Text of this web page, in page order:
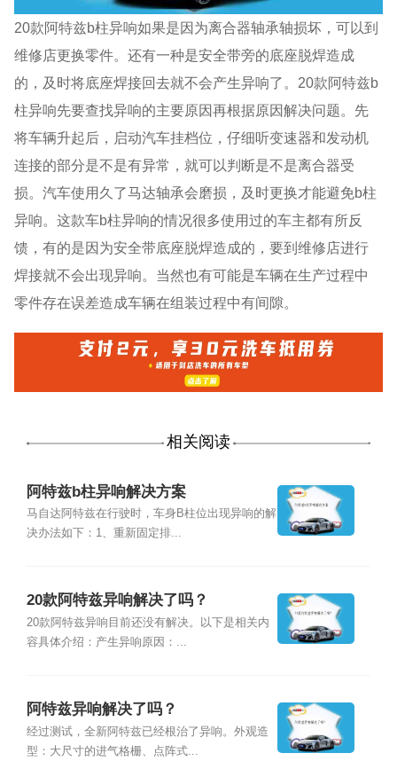
20款阿特兹b柱异响如果是因为离合器轴承轴损坏，可以到
维修店更换零件。还有一种是安全带旁的底座脱焊造成
的，及时将底座焊接回去就不会产生异响了。20款阿特兹b
柱异响先要查找异响的主要原因再根据原因解决问题。先
将车辆升起后，启动汽车挂档位，仔细听变速器和发动机
连接的部分是不是有异常，就可以判断是不是离合器受
损。汽车使用久了马达轴承会磨损，及时更换才能避免b柱
异响。这款车b柱异响的情况很多使用过的车主都有所反
馈，有的是因为安全带底座脱焊造成的，要到维修店进行
焊接就不会出现异响。当然也有可能是车辆在生产过程中
零件存在误差造成车辆在组装过程中有间隙。
相关阅读
阿特兹b柱异响解决方案
马自达阿特兹在行驶时，车身B柱位出现异响的解
决办法如下：1、重新固定排...
20款阿特兹异响解决了吗？
20款阿特兹异响目前还没有解决。以下是相关内
容具体介绍：产生异响原因：...
阿特兹异响解决了吗？
经过测试，全新阿特兹已经根治了异响。外观造
型：大尺寸的进气格栅、点阵式...